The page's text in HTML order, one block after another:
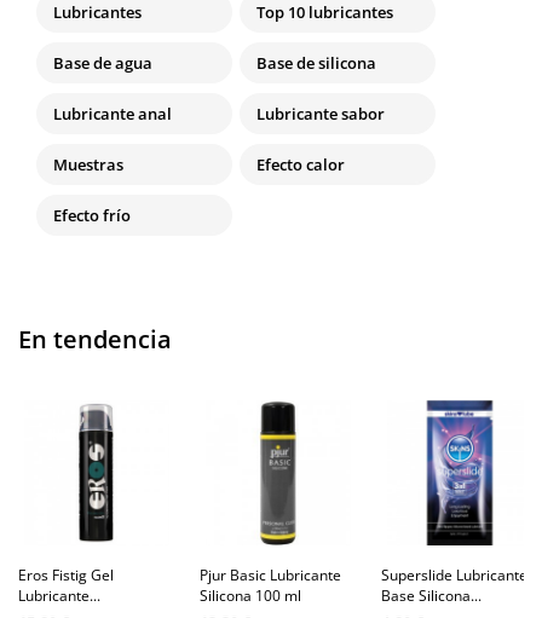
Lubricantes Top 10 lubricantes
Base de agua Base de silicona
Lubricante anal Lubricante sabor
Muestras Efecto calor
Efecto frío
En tendencia
Eros Fistig Gel
Lubricante...
Pjur Basic Lubricante
Silicona 100 ml
Superslide Lubricante
Base Silicona...